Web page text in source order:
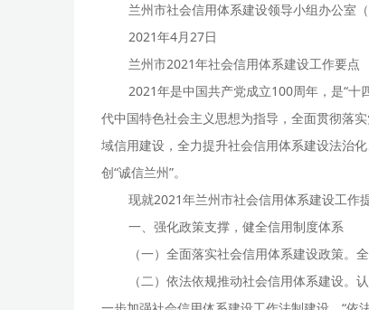
兰州市社会信用体系建设领导小组办公室（
2021年4月27日
兰州市2021年社会信用体系建设工作要点
2021年是中国共产党成立100周年，是“
代中国特色社会主义思想为指导，全面贯彻落
域信用建设，全力提升社会信用体系建设法治
创“诚信兰州”。
现就2021年兰州市社会信用体系建设工作
一、强化政策支撑，健全信用制度体系
（一）全面落实社会信用体系建设政策。
（二）依法依规推动社会信用体系建设